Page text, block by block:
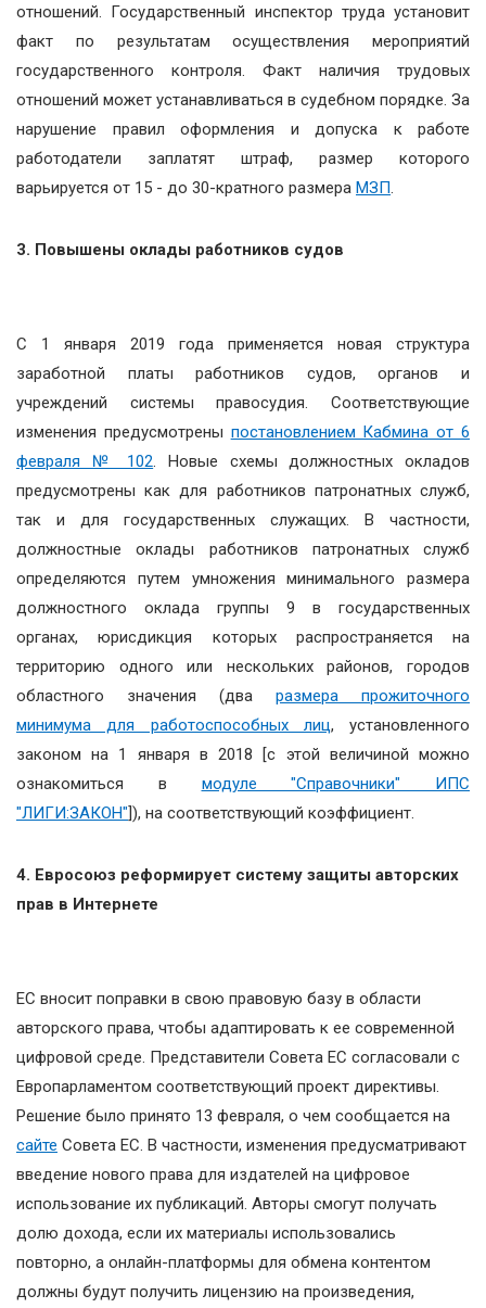
отношений. Государственный инспектор труда установит
факт по результатам осуществления мероприятий
государственного контроля. Факт наличия трудовых
отношений может устанавливаться в судебном порядке. За
нарушение правил оформления и допуска к работе
работодатели заплатят штраф, размер которого
варьируется от 15 - до 30-кратного размера МЗП.
3. Повышены оклады работников судов
С 1 января 2019 года применяется новая структура
заработной платы работников судов, органов и
учреждений системы правосудия. Соответствующие
изменения предусмотрены постановлением Кабмина от 6
февраля № 102. Новые схемы должностных окладов
предусмотрены как для работников патронатных служб,
так и для государственных служащих. В частности,
должностные оклады работников патронатных служб
определяются путем умножения минимального размера
должностного оклада группы 9 в государственных
органах, юрисдикция которых распространяется на
территорию одного или нескольких районов, городов
областного значения (два размера прожиточного
минимума для работоспособных лиц, установленного
законом на 1 января в 2018 [с этой величиной можно
ознакомиться в модуле "Справочники" ИПС
"ЛИГИ:ЗАКОН"]), на соответствующий коэффициент.
4. Евросоюз реформирует систему защиты авторских
прав в Интернете
ЕС вносит поправки в свою правовую базу в области
авторского права, чтобы адаптировать к ее современной
цифровой среде. Представители Совета ЕС согласовали с
Европарламентом соответствующий проект директивы.
Решение было принято 13 февраля, о чем сообщается на
сайте Совета ЕС. В частности, изменения предусматривают
введение нового права для издателей на цифровое
использование их публикаций. Авторы смогут получать
долю дохода, если их материалы использовались
повторно, а онлайн-платформы для обмена контентом
должны будут получить лицензию на произведения,